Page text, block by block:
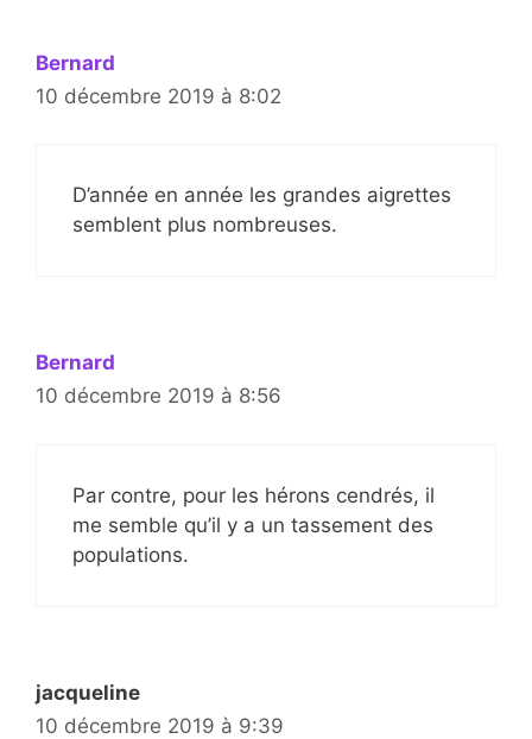
Bernard
10 décembre 2019 à 8:02
D’année en année les grandes aigrettes
semblent plus nombreuses.
Bernard
10 décembre 2019 à 8:56
Par contre, pour les hérons cendrés, il
me semble qu’il y a un tassement des
populations.
jacqueline
10 décembre 2019 à 9:39